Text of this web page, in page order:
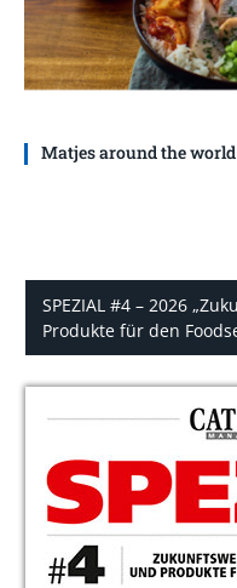
Matjes around the
SPEZIAL #4 – 2026
Produkte für den